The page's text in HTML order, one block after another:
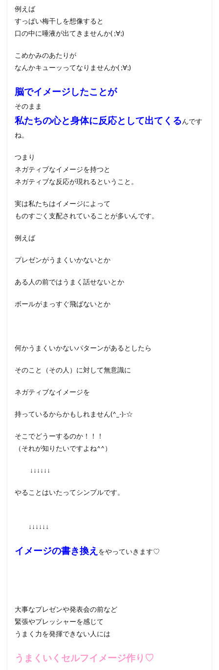
例えば
すっぱい梅干しを想像すると
口の中に唾液が出てきませんか( ;∀;)
こめかみのあたりが
なんかキューッってなりませんか( ;∀;)
脳でイメージしたことが
そのまま
私たちの心と身体に反応として出てくるんです
ね。
つまり
ネガティブなイメージを持つと
ネガティブな反応が現れるということ。
実は私たちはイメージによって
ものすごく支配されていることが多いんです。
例えば
プレゼンがうまくいかないとか
ある人の前ではうまく話せないとか
ボールがまっすぐ飛ばないとか
何かうまくいかないパターンがあるとしたら
そのこと（その人）に対して無意識に
ネガティブなイメージを
持っているからかもしれません(^_-)-☆
そこでどうーするのか！！！
（それが知りたいですよね^^）
↓↓↓↓↓↓
やることはいたってシンプルです。
↓↓↓↓↓↓
イメージの書き換え をやっていきます♡
大事なプレゼンや発表会の前など
緊張やプレッシャーを感じて
うまく力を発揮できない人には
うまくいくセルフイメージ作り♡